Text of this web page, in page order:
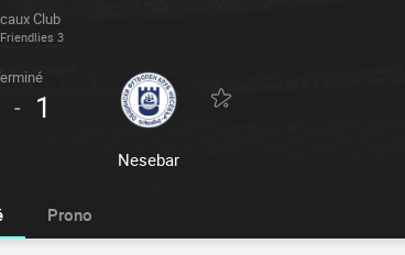
Club
3
- 1
Nesebar
Prono